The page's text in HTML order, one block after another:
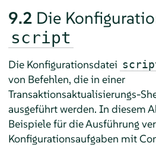
9.2 Die
script
Die Konfigurationsdatei
von Befehlen, die in einer
Transaktionsaktualisierungs-
ausgeführt werden. In diesem
Beispiele für die Ausführung
Konfigurationsaufgaben mit